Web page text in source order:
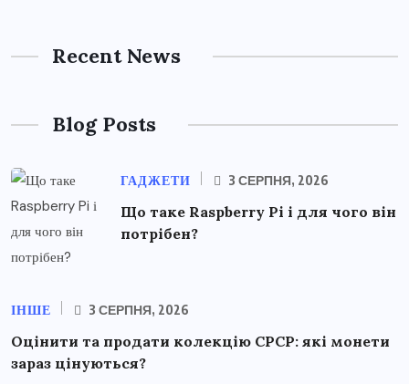
Recent News
Blog Posts
ГАДЖЕТИ 3 СЕРПНЯ, 2026
Що таке Raspberry Pi і для чого він
потрібен?
ІНШЕ 3 СЕРПНЯ, 2026
Оцінити та продати колекцію СРСР: які монети
зараз цінуються?